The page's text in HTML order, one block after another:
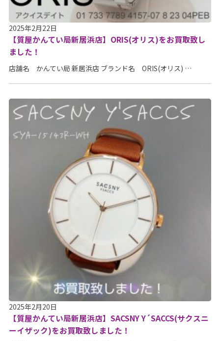
2025年2月22日
【質屋かんてい局新居浜店】ORIS(オリス)をお買取致し
ました！
店舗名 かんてい局 新居浜店 ブランド名 ORIS(オリス) …
2025年2月20日
【質屋かんてい局新居浜店】SACSNY Y´SACCS(サクスニ
ーイザック)をお買取致しました！